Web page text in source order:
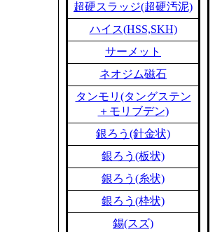
超硬スラッジ(超硬汚泥)
ハイス(HSS,SKH)
サーメット
ネオジム磁石
タンモリ(タングステン
＋モリブデン)
銀ろう(針金状)
銀ろう(板状)
銀ろう(糸状)
銀ろう(枠状)
錫(スズ)